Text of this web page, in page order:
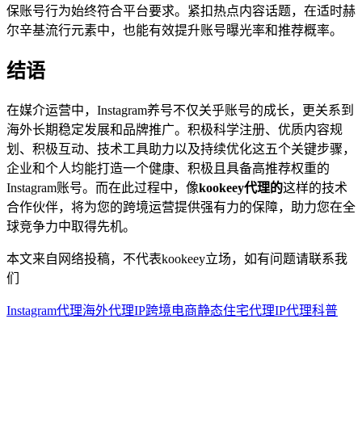
保账号行为始终符合平台要求。紧扣热点内容话题，在适时赫
尔辛基流行元素中，也能有效提升账号曝光率和推荐概率。
结语
在媒介运营中，Instagram养号不仅关乎账号的成长，更关系到
海外长期稳定发展和品牌推广。积极科学注册、优质内容规
划、积极互动、技术工具助力以及持续优化这五个关键步骤，
企业和个人均能打造一个健康、积极且具备高推荐权重的
Instagram账号。而在此过程中，像kookeey代理的这样的技术
合作伙伴，将为您的跨境运营提供强有力的保障，助力您在全
球竞争力中取得先机。
本文来自网络投稿，不代表kookeey立场，如有问题请联系我
们
Instagram代理海外代理IP跨境电商静态住宅代理IP代理科普